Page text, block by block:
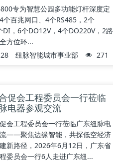
专为智慧公园多功能灯杆深度定
个百兆网口、4个RS485，2个
DI，6个DO12V，4个DO220V，2路
方位环...
纽脉智能城市事业部 271
促会工程委员会一行莅临
电器参观交流
会工程委员会一行莅临广东纽脉电
——聚焦边缘智能，共探低空经济
新路径，2026年6月12日，广东省
委员会一行6人走进广东纽...